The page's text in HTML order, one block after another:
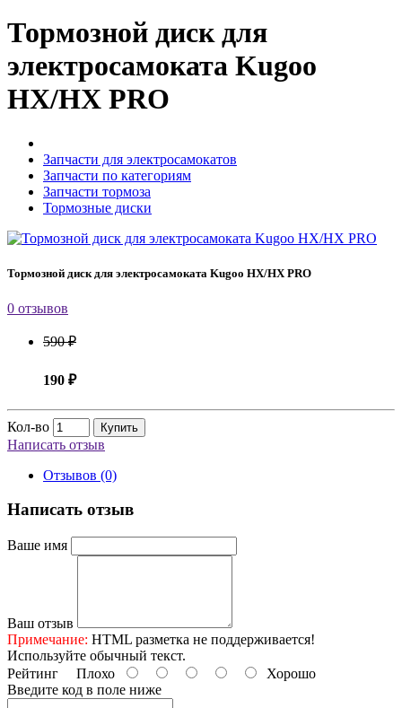
Тормозной диск для
электросамоката Kugoo
HX/HX PRO
Запчасти для электросамокатов
Запчасти по категориям
Запчасти тормоза
Тормозные диски
Тормозной диск для электросамоката Kugoo HX/HX PRO
0 отзывов
590 ₽
190 ₽
Кол-во Купить
Написать отзыв
Отзывов (0)
Написать отзыв
Ваше имя
Ваш отзыв
Примечание: HTML разметка не поддерживается!
Используйте обычный текст.
Рейтинг Плохо
Хорошо
Введите код в поле ниже